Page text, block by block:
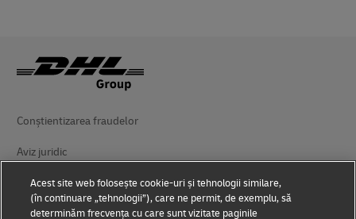
Conștientizarea fraudelor
Aviz juridic
Condiții de utilizare
Protecția datelor
Acest site web folosește cookie-uri și tehnologii similare,
(în continuare „tehnologii”), care ne permit, de exemplu, să
determinăm frecvența cu care sunt vizitate paginile